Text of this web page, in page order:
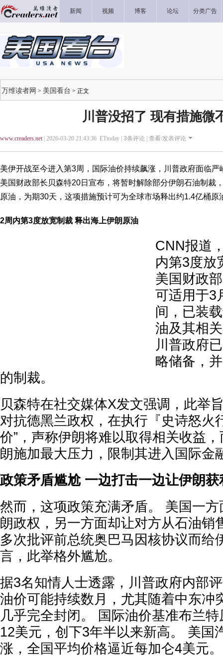
新闻 视频 博客 论坛 分类广告
万维读者网 > 美国看台 > 正文
川普没招了 现有措施微
www.creaders.net| 2026-03-20 21:43:36 ETtoday | 3条评论 | 查看/发表评论
美伊开战至今进入第3周，国际油价持续飙涨，川普政府面临
美国财政部长贝森特20日宣布，将暂时解除部分伊朗石油制裁
原油，为期30天，这项措施预计可为全球市场释出约1.4亿桶原
2周内第3度放宽制裁 释出海上伊朗原油
CNN报道
内第3度放
美国财政
可适用于3
间，已装
油及其相
川普政府
略储备，
的制裁。
贝森特在社交媒体X发文强调，此举
对抗德黑兰政权，在执行『史诗怒火
价”，声称伊朗将难以取得相关收益
朗施加最大压力，限制其进入国际金
政策矛盾尴尬 一边打击一边让伊朗获
然而，这项政策充满矛盾。 美国一
朗政权，另一方面却让对方从石油销
多次批评前总统奥巴马因核协议而给
言，此举格外尴尬。
据3名知情人士透露，川普政府内部
油价可能持续数月，尤其随着中东冲
几乎完全封闭。 国际油价基准布兰
12美元，创下3年半以来新高。 美国
涨，全国平均价格逼近每加仑4美元。